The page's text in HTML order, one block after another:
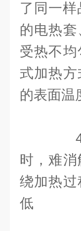
了同一
的电热
受热不
式加热
的表面温
4
时，难
绕加热
低